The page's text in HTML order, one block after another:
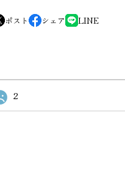
ポスト シェア LINE
2